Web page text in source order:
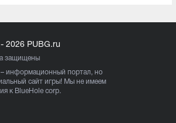
2026 PUBG.ru
защищены
– информационный портал, но
сайт игры! Мы не имеем
к BlueHole corp.